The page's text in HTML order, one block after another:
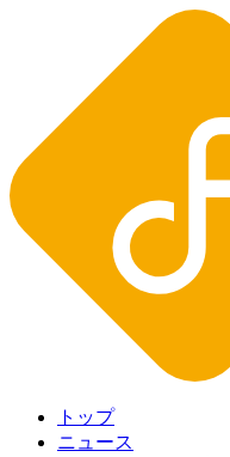
トップ
ニュース